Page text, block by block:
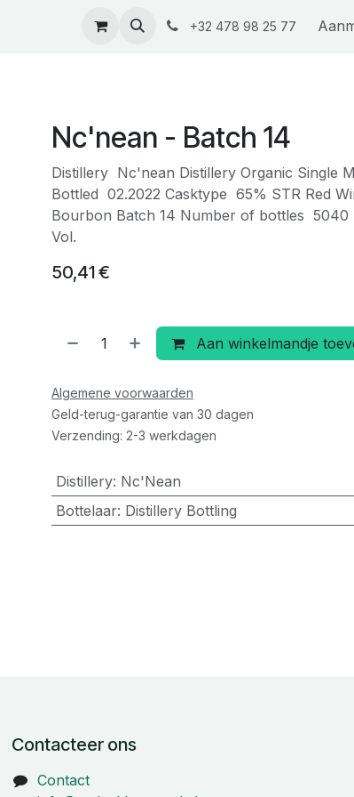
+32 478 98 25 77
Nc'nean - Batch 14
Distillery Nc'nean Distillery Organic Single
Bottled 02.2022 Casktype 65% STR Red
Bourbon Batch 14 Number of bottles
Vol.
50,41€
Aan winkelmandje
Algemene voorwaarden
Geld-terug-garantie van 30 dagen
Verzending: 2-3 werkdagen
Distillery: Nc'Nean
Bottelaar: Distillery Bottling
Contacteer ons
Contact